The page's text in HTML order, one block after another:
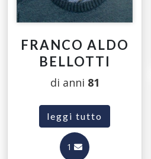
FRANCO ALDO
BELLOTTI
di anni 81
leggi tutto
1